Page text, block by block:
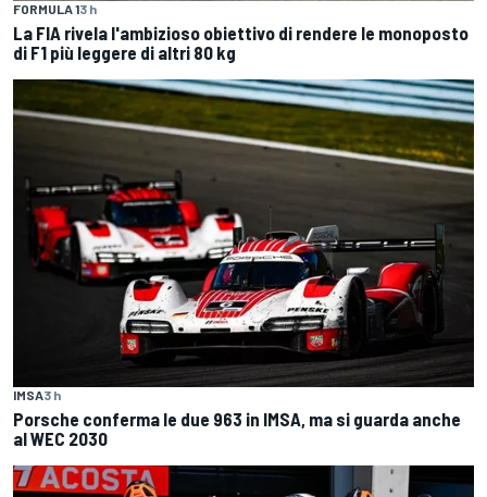
FORMULA 13 h
La FIA rivela l'ambizioso obiettivo di rendere le monoposto
di F1 più leggere di altri 80 kg
IMSA3 h
Porsche conferma le due 963 in IMSA, ma si guarda anche
al WEC 2030